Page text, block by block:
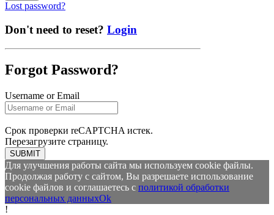
Lost password?
Don't need to reset? Login
Forgot Password?
Username or Email
Срок проверки reCAPTCHA истек.
Перезагрузите страницу.
SUBMIT
Для улучшения работы сайта мы используем cookie файлы.
Продолжая работу с сайтом, Вы разрешаете использование
cookie файлов и соглашаетесь с политикой обработки
персональных данныхOk
!